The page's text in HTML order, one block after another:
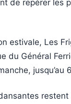
de repérer les
estivale, Les
du Général
jusqu’au
restent